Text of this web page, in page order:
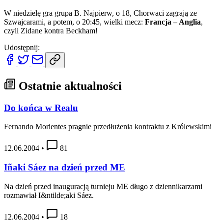
W niedzielę gra grupa B. Najpierw, o 18, Chorwaci zagrają ze
Szwajcarami, a potem, o 20:45, wielki mecz: Francja – Anglia,
czyli Zidane kontra Beckham!
Udostępnij:
Ostatnie aktualności
Do końca w Realu
Fernando Morientes pragnie przedłużenia kontraktu z Królewskimi
12.06.2004 • 81
Iñaki Sáez na dzień przed ME
Na dzień przed inauguracją turnieju ME długo z dziennikarzami
rozmawiał I&ntilde;aki Sáez.
12.06.2004 • 18